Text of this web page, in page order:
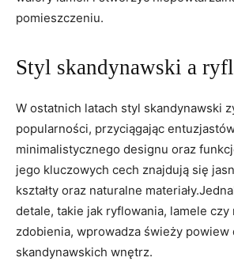
pomieszczeniu.
Styl skandynawski a
W ostatnich latach styl skandynawski
popularności, przyciągając
minimalistycznego designu oraz
jego kluczowych cech znajdują się
kształty oraz naturalne
detale, takie jak ryflowania, lamele czy
zdobienia, wprowadza świeży powiew
skandynawskich wnętrz.